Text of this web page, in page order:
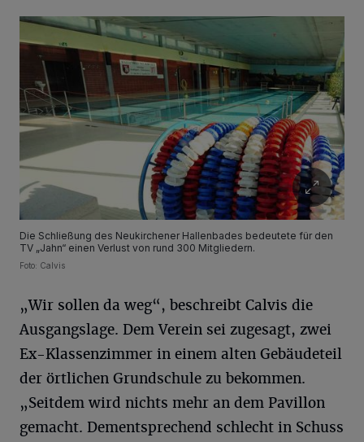
Die Schließung des Neukirchener Hallenbades bedeutete für den
TV „Jahn“ einen Verlust von rund 300 Mitgliedern.
Foto: Calvis
„Wir sollen da weg“, beschreibt Calvis die
Ausgangslage. Dem Verein sei zugesagt, zwei
Ex-Klassenzimmer in einem alten Gebäudeteil
der örtlichen Grundschule zu bekommen.
„Seitdem wird nichts mehr an dem Pavillon
gemacht. Dementsprechend schlecht in Schuss